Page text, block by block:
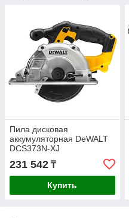
Пила дисковая
аккумуляторная DeWALT
DCS373N-XJ
231 542 ₸
Купить